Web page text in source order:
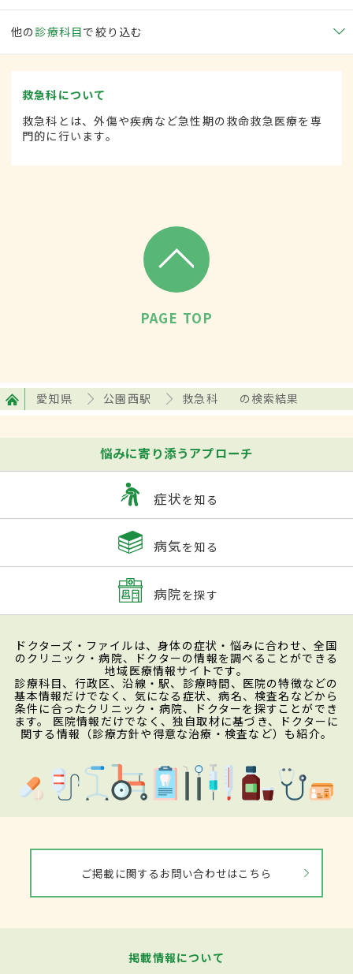
他の 診療科目で絞り込む
救急科について
救急科とは、外傷や疾病など急性期の救命救急医療を専
門的に行います。
PAGE TOP
愛知県 公園西駅 救急科 の検索結果
悩みに寄り添うアプローチ
症状を知る
病気を知る
病院を探す
ドクターズ・ファイルは、身体の症状・悩みに合わせ、全国
のクリニック・病院、ドクターの情報を調べることができる
地域医療情報サイトです。
診療科目、行政区、沿線・駅、診療時間、医院の特徴などの
基本情報だけでなく、気になる症状、病名、検査名などから
条件に合ったクリニック・病院、ドクターを探すことができ
ます。 医院情報だけでなく、独自取材に基づき、ドクターに
関する情報（診療方針や得意な治療・検査など）も紹介。
ご掲載に関するお問い合わせはこちら
掲載情報について